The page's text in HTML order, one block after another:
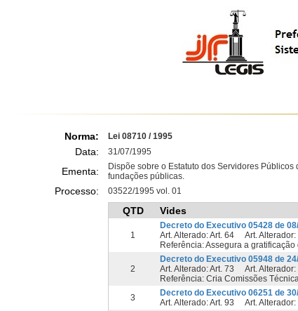
Norma: Lei 08710 / 1995
Data: 31/07/1995
Ementa:
Dispõe sobre o Estatuto dos Servidores
fundações públicas.
Processo: 03522/1995 vol. 01
QTD Vides
1
Decreto do Executivo 05428 de
Art. Alterado: Art. 64 Art. Alterador:
Referência: Assegura a gratificação
2
Decreto do Executivo 05948 de
Art. Alterado: Art. 73 Art. Alterador:
Referência: Cria Comissões
3
Decreto do Executivo 06251 de
Art. Alterado: Art. 93 Art. Alterador: